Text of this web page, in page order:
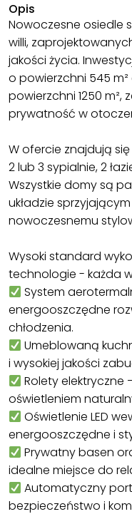
Opis
Nowoczesne osiedle
willi,
jakości życia.
o powierzchni 545 m²
powierzchni 1250 m²,
prywatność w
W ofercie znajdują
2 lub 3 sypialnie, 2
Wszystkie domy są
układzie
nowoczesnemu
Wysoki standard
technologie - każda
System
energooszczędne
chłodzenia.
Umeblowaną
i wysokiej jakości
Rolety elektryczne
oświetleniem
Oświetlenie LED
energooszczędne i
Prywatny basen
idealne miejsce do
Automatyczny
bezpieczeństwo i